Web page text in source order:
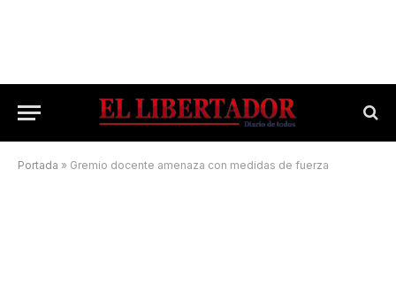
Portada » Gremio docente amenaza con medidas de fuerza